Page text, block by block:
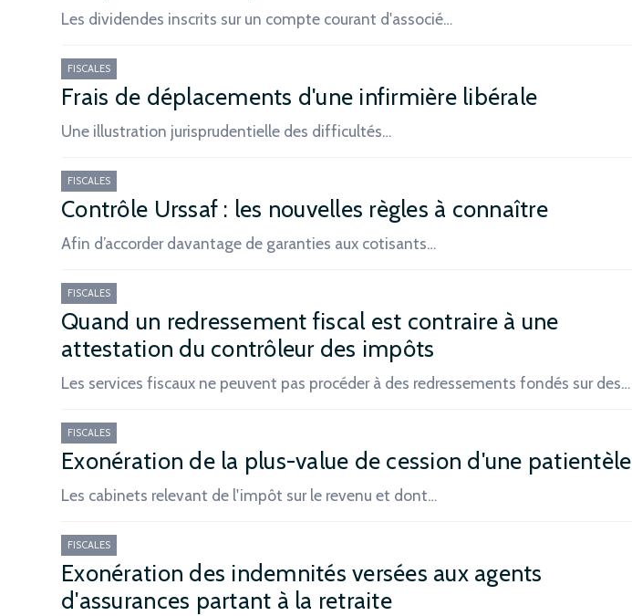
Les dividendes inscrits sur un compte courant d'associé…
FISCALES
Frais de déplacements d'une infirmière libérale
Une illustration jurisprudentielle des difficultés…
FISCALES
Contrôle Urssaf : les nouvelles règles à connaître
Afin d’accorder davantage de garanties aux cotisants…
FISCALES
Quand un redressement fiscal est contraire à une
attestation du contrôleur des impôts
Les services fiscaux ne peuvent pas procéder à des redressements fondés sur des…
FISCALES
Exonération de la plus-value de cession d'une patientèle
Les cabinets relevant de l'impôt sur le revenu et dont…
FISCALES
Exonération des indemnités versées aux agents
d'assurances partant à la retraite